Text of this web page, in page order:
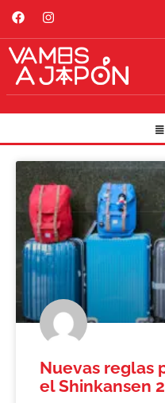
Nuevas reglas
el Shinkansen